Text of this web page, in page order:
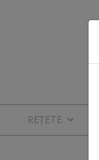
REȚETE